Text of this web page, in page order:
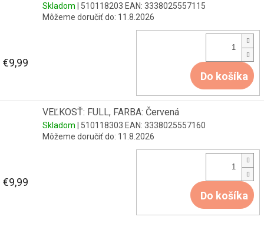
Skladom | 510118203 EAN: 3338025557115
Môžeme doručiť do: 11.8.2026
€9,99
Do košíka
VEĽKOSŤ: FULL, FARBA: Červená
Skladom | 510118303 EAN: 3338025557160
Môžeme doručiť do: 11.8.2026
€9,99
Do košíka